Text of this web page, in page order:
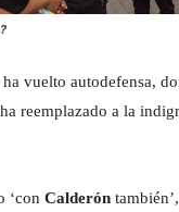
vuelto autodefensa,
reemplazado a la
‘con Calderón